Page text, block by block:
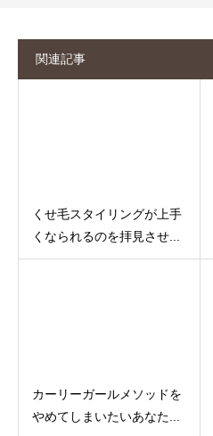
関連記事
くせ毛スタイリングが上手
くなられるのを拝見させ...
カーリーガールメソッドを
やめてしまいたいあなた...